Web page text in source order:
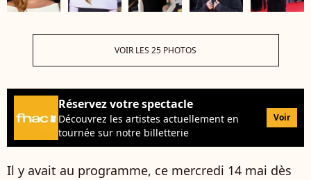
VOIR LES 25 PHOTOS
Réservez votre spectacle
Découvrez les artistes actuellement en
tournée sur notre billetterie
Voir
Il y avait au programme, ce mercredi 14 mai dès